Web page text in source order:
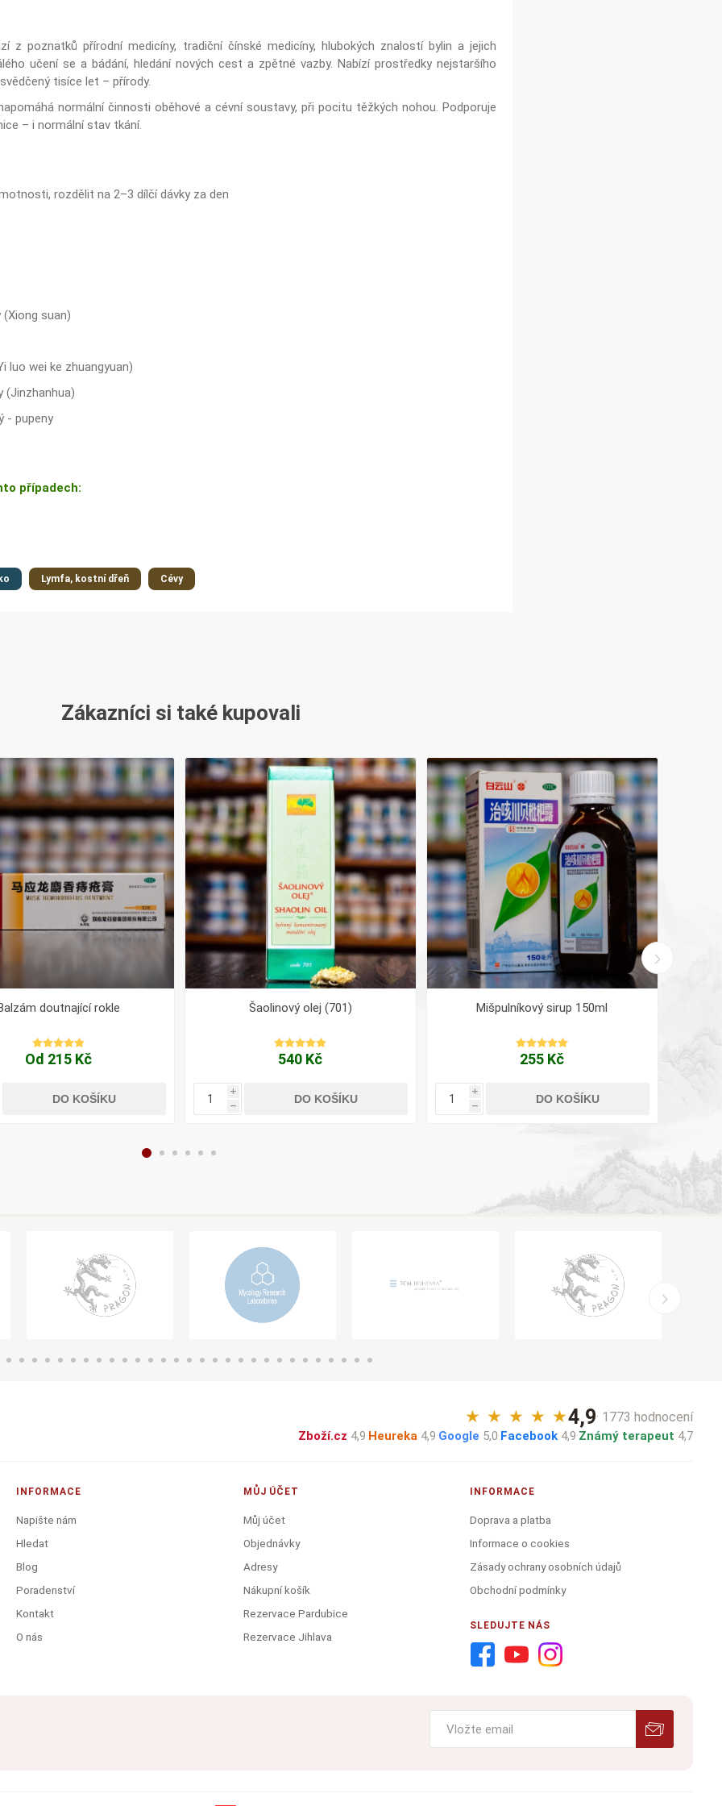
z poznatků přírodní medicíny, tradiční čínské medicíny, hlubokých znalostí bylin a jejich
učení se a bádání, hledání nových cest a zpětné vazby. Nabízí prostředky nejstaršího
tisíce let – přírody.
normální činnosti oběhové a cévní soustavy, při pocitu těžkých nohou. Podporuje
– i normální stav tkání.
rozdělit na 2–3 dílčí dávky za den
(Xiong suan)
luo wei ke zhuangyuan)
(Jinzhanhua)
- pupeny
případech:
Lymfa, kostní dřeň Cévy
Zákazníci si také kupovali
doutnající rokle
Od 215 Kč
DO KOŠÍKU
Šaolinový olej (701)
540 Kč
i
h
DO KOŠÍKU
Mišpulníkový sirup 150ml
255 Kč
i
h
DO KOŠÍKU
★ ★ ★ ★ ★4,9· 1773 hodnocení
Zboží.cz 4,9·Heureka 4,9·Google 5,0·Facebook 4,9·Známý terapeut 4,7
INFORMACE
Napište nám
Hledat
Blog
Poradenství
Kontakt
O nás
MŮJ ÚČET
Můj účet
Objednávky
Adresy
Nákupní košík
Rezervace Pardubice
Rezervace Jihlava
INFORMACE
Doprava a platba
Informace o cookies
Zásady ochrany osobních údajů
Obchodní podmínky
SLEDUJTE NÁS